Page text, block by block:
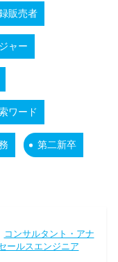
販売者
ャー
ワード
第二新卒
コンサルタント・アナ
ールスエンジニア